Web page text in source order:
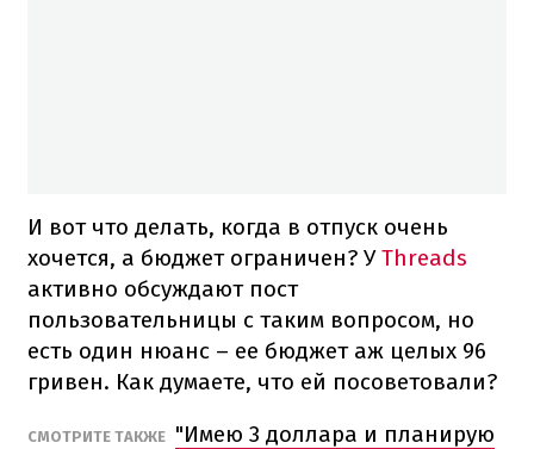
И вот что делать, когда в отпуск очень
хочется, а бюджет ограничен? УThreads
активно обсуждают пост
пользовательницы с таким вопросом, но
есть один нюанс – ее бюджет аж целых 96
гривен. Как думаете, что ей посоветовали?
СМОТРИТЕ ТАКЖЕ "Имею 3 доллара и планирую